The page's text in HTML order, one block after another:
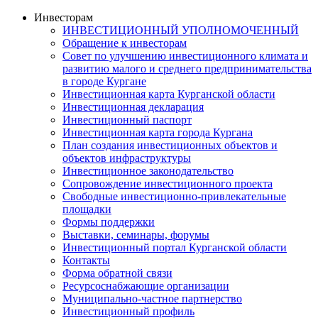
Инвесторам
ИНВЕСТИЦИОННЫЙ УПОЛНОМОЧЕННЫЙ
Обращение к инвесторам
Совет по улучшению инвестиционного климата и
развитию малого и среднего предпринимательства
в городе Кургане
Инвестиционная карта Курганской области
Инвестиционная декларация
Инвестиционный паспорт
Инвестиционная карта города Кургана
План создания инвестиционных объектов и
объектов инфраструктуры
Инвестиционное законодательство
Сопровождение инвестиционного проекта
Свободные инвестиционно-привлекательные
площадки
Формы поддержки
Выставки, семинары, форумы
Инвестиционный портал Курганской области
Контакты
Форма обратной связи
Ресурсоснабжающие организации
Муниципально-частное партнерство
Инвестиционный профиль